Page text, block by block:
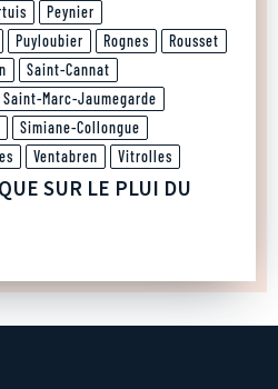
Peynier
Puyloubier Rognes
Rousset
Saint-Cannat
Saint-Marc-Jaumegarde
Simiane-Collongue
Ventabren Vitrolles
SUR LE PLUI DU